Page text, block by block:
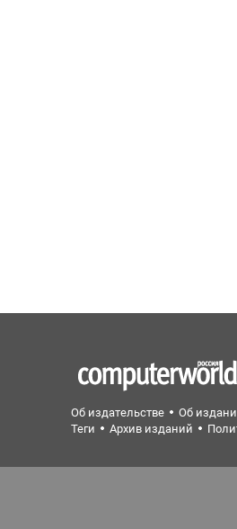
Об издательстве Об
Теги
Архив изданий